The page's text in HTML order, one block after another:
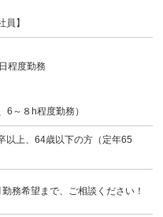
員】
程度勤務
6～８h程度勤務）
上、64歳以下の方（定年65
務希望まで、ご相談ください！